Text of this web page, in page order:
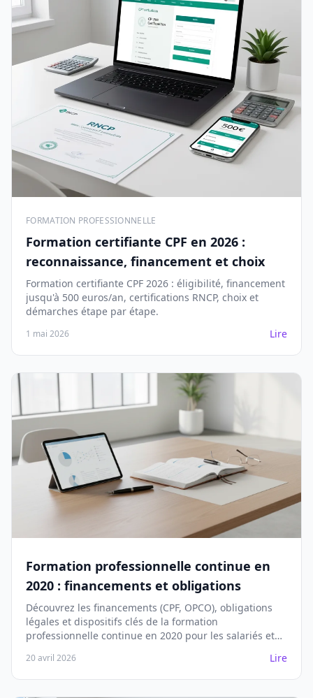
FORMATION PROFESSIONNELLE
Formation certifiante CPF en 2026 :
reconnaissance, financement et choix
Formation certifiante CPF 2026 : éligibilité, financement
jusqu'à 500 euros/an, certifications RNCP, choix et
démarches étape par étape.
1 mai 2026 Lire
Formation professionnelle continue en
2020 : financements et obligations
Découvrez les financements (CPF, OPCO), obligations
légales et dispositifs clés de la formation
professionnelle continue en 2020 pour les salariés et
20 avril 2026 Lire